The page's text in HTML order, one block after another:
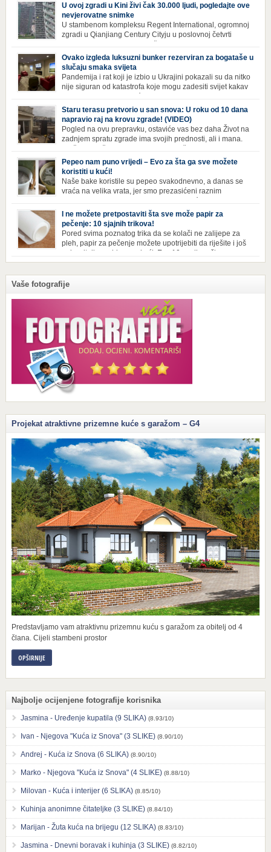
U ovoj zgradi u Kini živi čak 30.000 ljudi, pogledajte ove
nevjerovatne snimke
U stambenom kompleksu Regent International, ogromnoj
zgradi u Qianjiang Century Cityju u poslovnoj četvrti
Hangzhoua u Kini, trenutno živi gotovo 30 hiljada ljudi,
koji nikad ne moraju izaći iz njega. Naime, s obzirom na to da unutar
zgrade mogu pronaći sve potrepštine koje im zatrebaju, stanari ovog
kompleksa zapravo nemaju potrebe izlaziti izvan njega ako […]
Ovako izgleda luksuzni bunker rezerviran za bogataše u
slučaju smaka svijeta
Pandemija i rat koji je izbio u Ukrajini pokazali su da nitko
nije siguran od katastrofa koje mogu zadesiti svijet kakav
poznajemo. I dok se većina ljudi nada da situacija u
svijetu neće postati još gora te da su prijetnje nuklearnim oružjem
isprazne, ima i onih koji se spremaju za najgori scenariji. Naime,
Survival Condo […]
Staru terasu pretvorio u san snova: U roku od 10 dana
napravio raj na krovu zgrade! (VIDEO)
Pogled na ovu prepravku, ostaviće vas bez daha Život na
zadnjem spratu zgrade ima svojih prednosti, ali i mana.
brže troše, a terasa poprimi ruiniran izgled. Ovaj muškarac je promijenio
sve, kada je renovirao terasu i sebi stvorio zaista rajski kutak. Uživajte i
vi u […]
Pepeo nam puno vrijedi – Evo za šta ga sve možete
koristiti u kući!
Naše bake koristile su pepeo svakodnevno, a danas se
vraća na velika vrata, jer smo prezasićeni raznim
Izbjeljivač bez premca Čak i kada se pere najboljim deterdžentima, uz
dodatak izbjeljivača, rublje ne dobija blistavu bjelinu. Možda niste znali
da je cijeđ drvenog pepela fenomenalno sredstvo za pranje bijelog […]
I ne možete pretpostaviti šta sve može papir za
pečenje: 10 sjajnih trikova!
Pored svima poznatog trika da se kolači ne zalijepe za
pleh, papir za pečenje možete upotrijebiti da riješite i još
neke sitnije probleme u kući. Evo 10 novih načina za
upotrebu papira za pečenje koji će vam učiniti život lakšim i eliminisati
Papirom […]
Vaše fotografije
Projekat atraktivne prizemne kuće s garažom – G4
Predstavljamo vam atraktivnu prizemnu kuću s garažom za obitelj od 4
člana. Cijeli stambeni prostor
OPŠIRNIJE
Najbolje ocijenjene fotografije korisnika
Jasmina - Uređenje kupatila (9 SLIKA) (8.93/10)
Ivan - Njegova "Kuća iz Snova" (3 SLIKE) (8.90/10)
Andrej - Kuća iz Snova (6 SLIKA) (8.90/10)
Marko - Njegova "Kuća iz Snova" (4 SLIKE) (8.88/10)
Milovan - Kuća i interijer (6 SLIKA) (8.85/10)
Kuhinja anonimne čitateljke (3 SLIKE) (8.84/10)
Marijan - Žuta kuća na brijegu (12 SLIKA) (8.83/10)
Jasmina - Dnevni boravak i kuhinja (3 SLIKE) (8.82/10)